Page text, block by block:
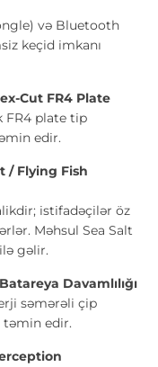
və Bluetooth
keçid imkanı
Cut FR4 Plate
FR4 plate tip
edir.
/ Flying Fish
istifadəçilər öz
Məhsul Sea Salt
gəlir.
Davamlılığı
səmərəli çip
təmin edir.